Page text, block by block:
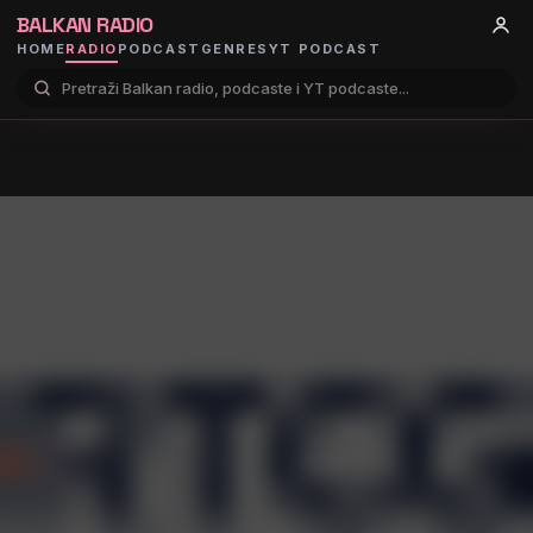
BALKAN RADIO
HOMERADIO PODCAST GENRES YT PODCAST